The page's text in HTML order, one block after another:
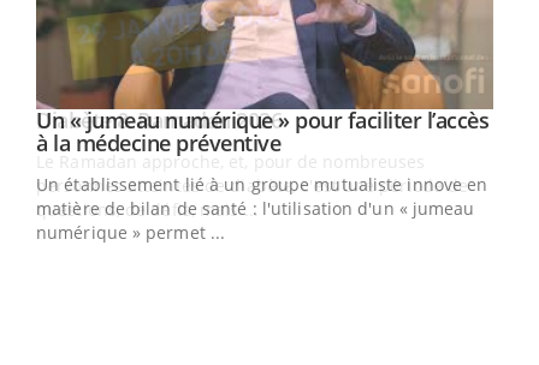
Youtube
Un « jumeau numérique » pour faciliter l’accès
à la médecine préventiveYoutube
Un établissement lié à un groupe mutualiste innove en
matière de bilan de santé : l'utilisation d'un « jumeau
numérique » permet ...